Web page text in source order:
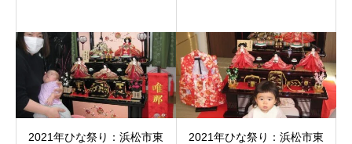
2021年ひな祭り：浜松市東
2021年ひな祭り：浜松市東